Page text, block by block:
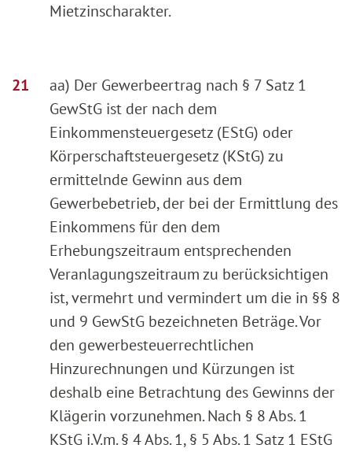
Mietzinscharakter.
aa) Der Gewerbeertrag nach § 7 Satz 1
GewStG ist der nach dem
Einkommensteuergesetz (EStG) oder
Körperschaftsteuergesetz (KStG) zu
ermittelnde Gewinn aus dem
Gewerbebetrieb, der bei der Ermittlung des
Einkommens für den dem
Erhebungszeitraum entsprechenden
Veranlagungszeitraum zu berücksichtigen
ist, vermehrt und vermindert um die in §§ 8
und 9 GewStG bezeichneten Beträge. Vor
den gewerbesteuerrechtlichen
Hinzurechnungen und Kürzungen ist
deshalb eine Betrachtung des Gewinns der
Klägerin vorzunehmen. Nach § 8 Abs. 1
KStG i.V.m. § 4 Abs. 1, § 5 Abs. 1 Satz 1 EStG